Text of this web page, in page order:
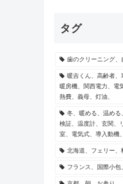
タグ
歯のクリーニング、
暖吉くん、高齢者
暖房機、関西電力、電
熱費、義母、灯油、
冬、暖める、温める
検証、温度計、玄関、
室、電気式、導入動機
北海道、フェリー、
フランス、国際小包